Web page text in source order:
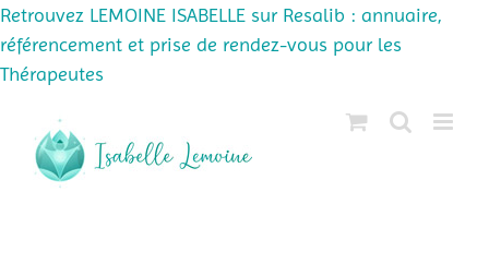
Retrouvez LEMOINE ISABELLE sur Resalib : annuaire,
référencement et prise de rendez-vous pour les
Thérapeutes
contenu